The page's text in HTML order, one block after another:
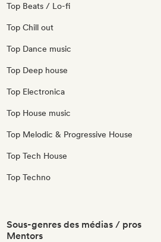
Top Beats / Lo-fi
Top Chill out
Top Dance music
Top Deep house
Top Electronica
Top House music
Top Melodic & Progressive House
Top Tech House
Top Techno
Sous-genres des médias / pros
Mentors